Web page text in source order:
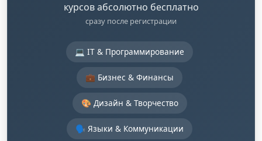
курсов абсолютно бесплатно
сразу после регистрации
💻 IT & Программирование
💼 Бизнес & Финансы
🎨 Дизайн & Творчество
🗣️ Языки & Коммуникации